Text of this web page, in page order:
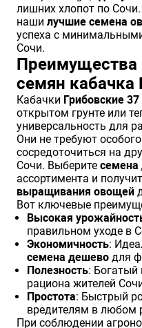
лишних хлопот по
наши лучшие семена
успеха с
Сочи.
семян кабачка
Кабачки Грибовские 37
открытом грунте или
универсальность для
Они не требуют
сосредоточиться на
Сочи. Выберите семена
ассортимента и
выращивания овощей
Вот ключевые
Высокая
правильном уходе в
Экономичность:
семена дешево для
Полезность: Богатый
рациона жителей
Простота: Быстрый
вредителям в любом
При соблюдении